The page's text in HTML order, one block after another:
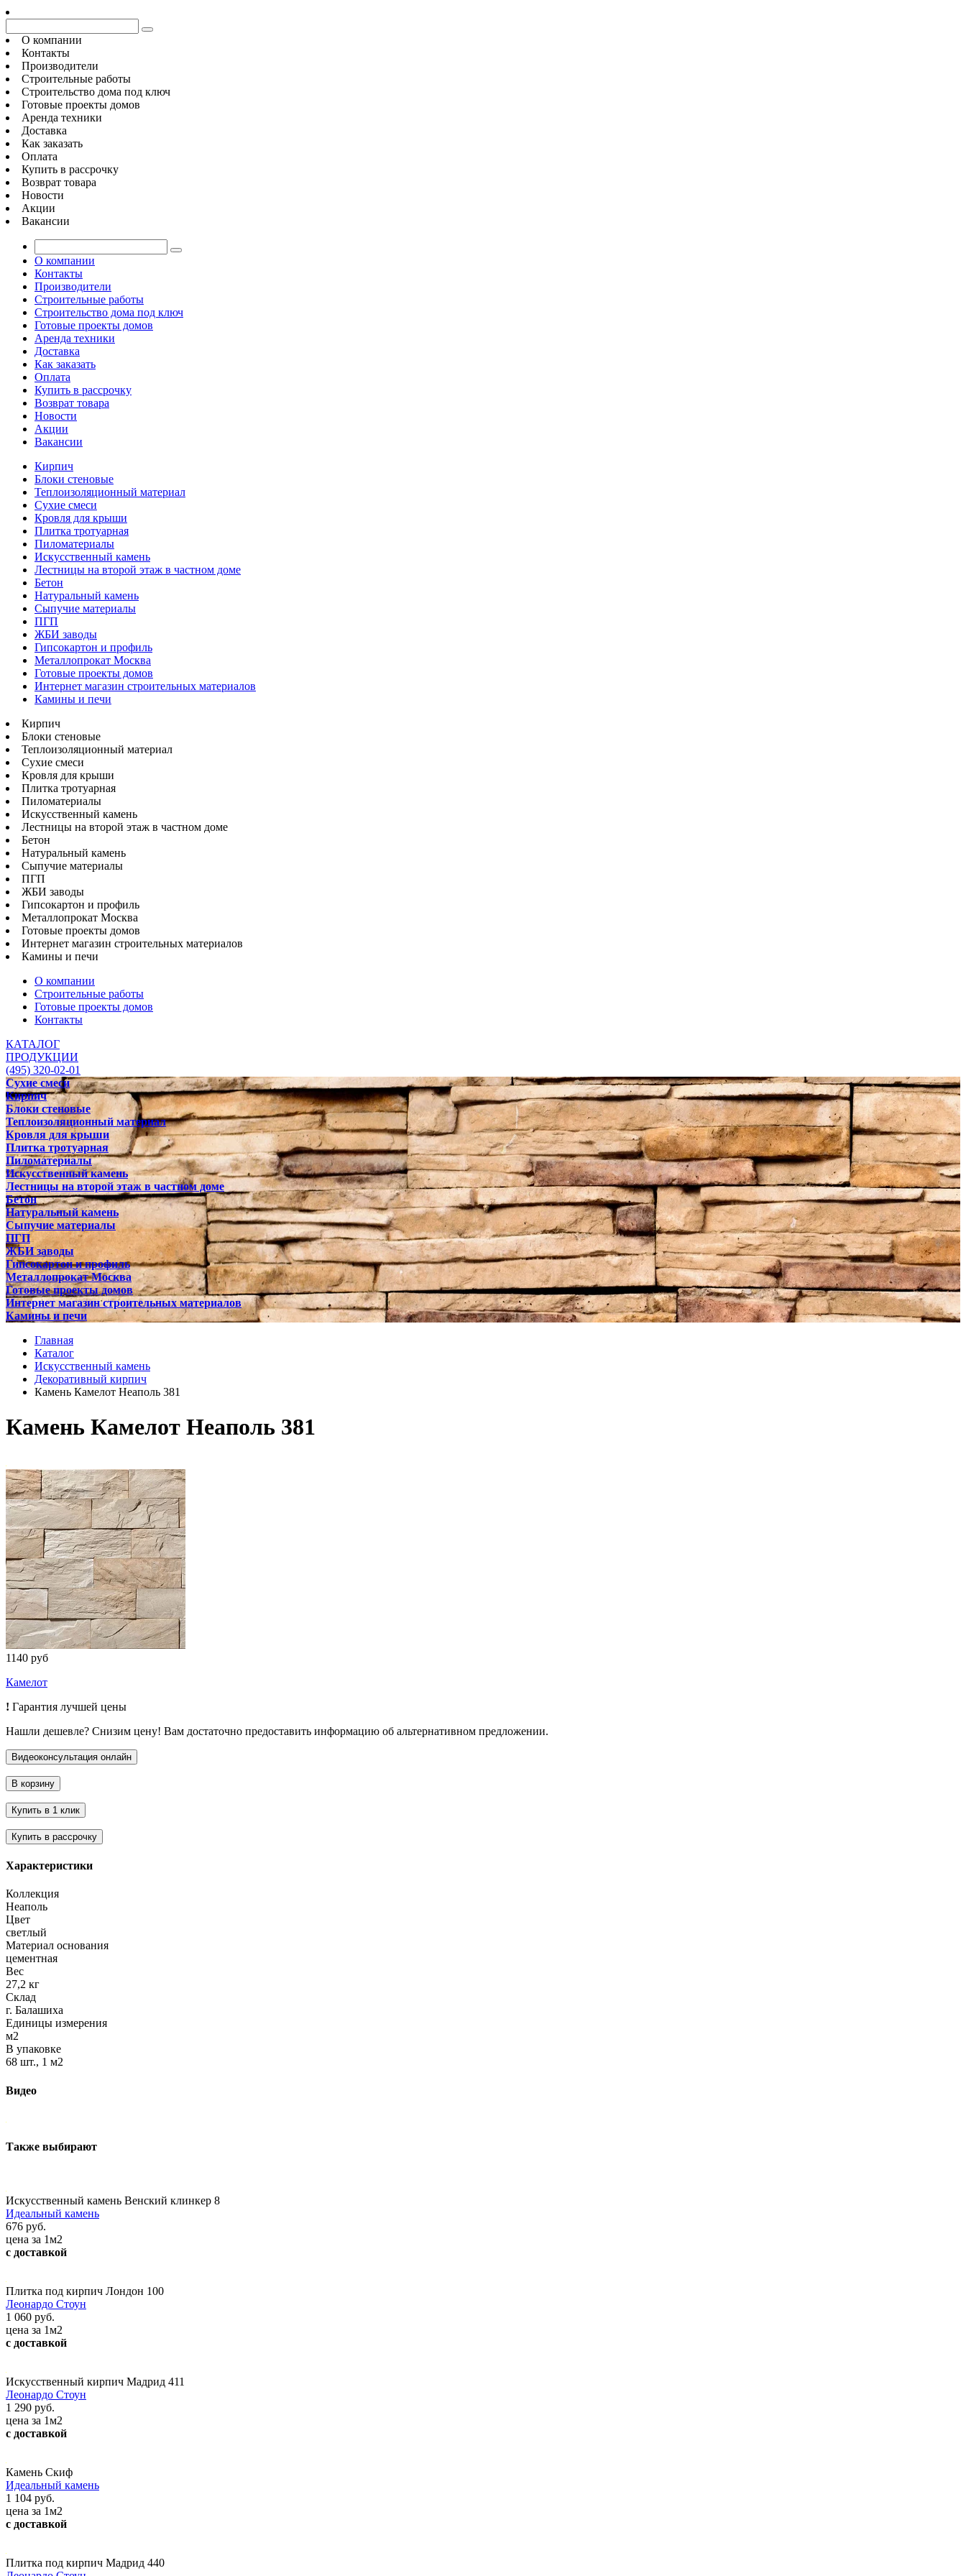
О компании
Контакты
Производители
Строительные работы
Строительство дома под ключ
Готовые проекты домов
Аренда техники
Доставка
Как заказать
Оплата
Купить в рассрочку
Возврат товара
Новости
Акции
Вакансии
О компании
Контакты
Производители
Строительные работы
Строительство дома под ключ
Готовые проекты домов
Аренда техники
Доставка
Как заказать
Оплата
Купить в рассрочку
Возврат товара
Новости
Акции
Вакансии
Кирпич
Блоки стеновые
Теплоизоляционный материал
Сухие смеси
Кровля для крыши
Плитка тротуарная
Пиломатериалы
Искусственный камень
Лестницы на второй этаж в частном доме
Бетон
Натуральный камень
Сыпучие материалы
ПГП
ЖБИ заводы
Гипсокартон и профиль
Металлопрокат Москва
Готовые проекты домов
Интернет магазин строительных материалов
Камины и печи
Кирпич
Блоки стеновые
Теплоизоляционный материал
Сухие смеси
Кровля для крыши
Плитка тротуарная
Пиломатериалы
Искусственный камень
Лестницы на второй этаж в частном доме
Бетон
Натуральный камень
Сыпучие материалы
ПГП
ЖБИ заводы
Гипсокартон и профиль
Металлопрокат Москва
Готовые проекты домов
Интернет магазин строительных материалов
Камины и печи
О компании
Строительные работы
Готовые проекты домов
Контакты
КАТАЛОГ
ПРОДУКЦИИ
(495) 320-02-01
Сухие смеси
Кирпич
Блоки стеновые
Теплоизоляционный материал
Кровля для крыши
Плитка тротуарная
Пиломатериалы
Искусственный камень
Лестницы на второй этаж в частном доме
Бетон
Натуральный камень
Сыпучие материалы
ПГП
ЖБИ заводы
Гипсокартон и профиль
Металлопрокат Москва
Готовые проекты домов
Интернет магазин строительных материалов
Камины и печи
Главная
Каталог
Искусственный камень
Декоративный кирпич
Камень Камелот Неаполь 381
Камень Камелот Неаполь 381
1140 руб
Камелот
! Гарантия лучшей цены
Нашли дешевле? Снизим цену! Вам достаточно предоставить информацию об альтернативном предложении.
Характеристики
Коллекция
Неаполь
Цвет
светлый
Материал основания
цементная
Вес
27,2 кг
Склад
г. Балашиха
Единицы измерения
м2
В упаковке
68 шт., 1 м2
Видео
Также выбирают
Искусственный камень Венский клинкер 8
Идеальный камень
676 руб.
цена за 1м2
с доставкой
Плитка под кирпич Лондон 100
Леонардо Стоун
1 060 руб.
цена за 1м2
с доставкой
Искусственный кирпич Мадрид 411
Леонардо Стоун
1 290 руб.
цена за 1м2
с доставкой
Камень Скиф
Идеальный камень
1 104 руб.
цена за 1м2
с доставкой
Плитка под кирпич Мадрид 440